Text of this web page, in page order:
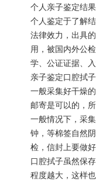
个人亲子鉴定结
个人鉴定于了解
法律效力，出具
用，被国内外公
学、公证证据、
亲子鉴定口腔拭
一般采集好干燥
邮寄是可以的，
一般情况下，采
钟，等棉签自然
检，信封上要做好
口腔拭子虽然保
程度越大，这样